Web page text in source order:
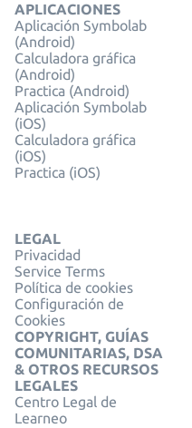
APLICACIONES
Aplicación Symbolab
(Android)
Calculadora gráfica
(Android)
Practica (Android)
Aplicación Symbolab
(iOS)
Calculadora gráfica
(iOS)
Practica (iOS)
LEGAL
Privacidad
Service Terms
Política de cookies
Configuración de
Cookies
COPYRIGHT, GUÍAS
COMUNITARIAS, DSA
& OTROS RECURSOS
LEGALES
Centro Legal de
Learneo